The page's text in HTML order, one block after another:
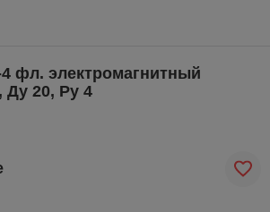
фл. электромагнитный
20, Ру 4